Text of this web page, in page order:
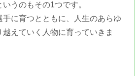
うのもその1つです。
に育つとともに、人生のあらゆ
えていく人物に育っていきま